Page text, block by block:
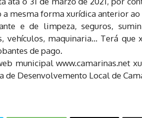
mesma forma xurídica anterior ao
e de limpeza, seguros,
maquinaria… Terá que
de pago.
municipal www.camarinas.net
Desenvolvemento Local de